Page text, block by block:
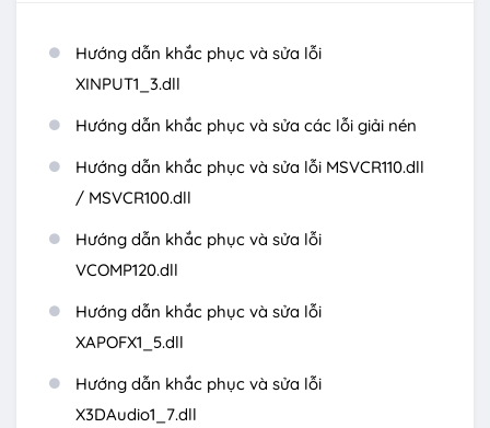
Hướng dẫn khắc phục và sửa lỗi
XINPUT1_3.dll
Hướng dẫn khắc phục và sửa các lỗi giải nén
Hướng dẫn khắc phục và sửa lỗi MSVCR110.dll
/ MSVCR100.dll
Hướng dẫn khắc phục và sửa lỗi
VCOMP120.dll
Hướng dẫn khắc phục và sửa lỗi
XAPOFX1_5.dll
Hướng dẫn khắc phục và sửa lỗi
X3DAudio1_7.dll